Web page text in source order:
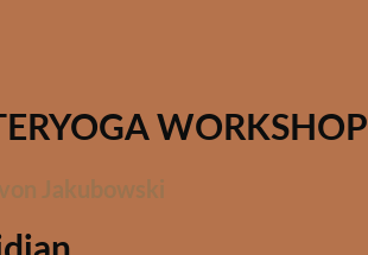
WORKSHOP
Jakubowski